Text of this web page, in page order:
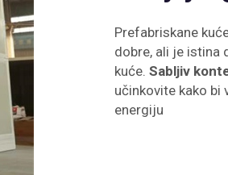
Prefabriskane
dobre, ali je istina
kuće. Sabljiv
učinkovite kako bi
energiju